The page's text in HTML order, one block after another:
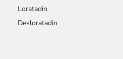
Loratadin
Desloratadin